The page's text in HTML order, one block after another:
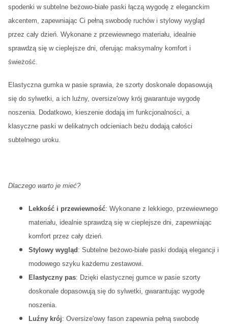
spodenki w subtelne beżowo-białe paski łączą wygodę z eleganckim
akcentem, zapewniając Ci pełną swobodę ruchów i stylowy wygląd
przez cały dzień. Wykonane z przewiewnego materiału, idealnie
sprawdzą się w cieplejsze dni, oferując maksymalny komfort i
świeżość.
Elastyczna gumka w pasie sprawia, że szorty doskonale dopasowują
się do sylwetki, a ich luźny, oversize'owy krój gwarantuje wygodę
noszenia. Dodatkowo, kieszenie dodają im funkcjonalności, a
klasyczne paski w delikatnych odcieniach beżu dodają całości
subtelnego uroku.
Dlaczego warto je mieć?
Lekkość i przewiewność: Wykonane z lekkiego, przewiewnego
materiału, idealnie sprawdzą się w cieplejsze dni, zapewniając
komfort przez cały dzień.
Stylowy wygląd: Subtelne beżowo-białe paski dodają elegancji i
modowego szyku każdemu zestawowi.
Elastyczny pas: Dzięki elastycznej gumce w pasie szorty
doskonale dopasowują się do sylwetki, gwarantując wygodę
noszenia.
Luźny krój: Oversize'owy fason zapewnia pełną swobodę